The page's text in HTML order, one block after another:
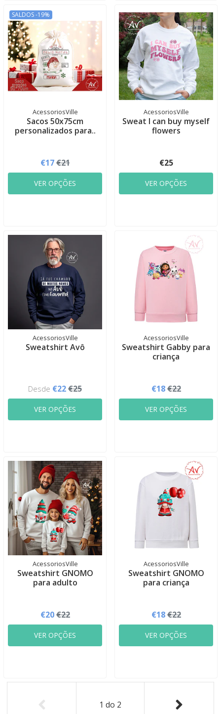
SALDOS -19%
AcessoriosVille
Sacos 50x75cm
personalizados para..
€17€21
VER OPÇÕES
AcessoriosVille
Sweat I can buy myself
flowers
€25
VER OPÇÕES
AcessoriosVille
Sweatshirt Avô
Desde €22€25
VER OPÇÕES
AcessoriosVille
Sweatshirt Gabby para
criança
€18€22
VER OPÇÕES
AcessoriosVille
Sweatshirt GNOMO
para adulto
€20€22
VER OPÇÕES
AcessoriosVille
Sweatshirt GNOMO
para criança
€18€22
VER OPÇÕES
1 do 2